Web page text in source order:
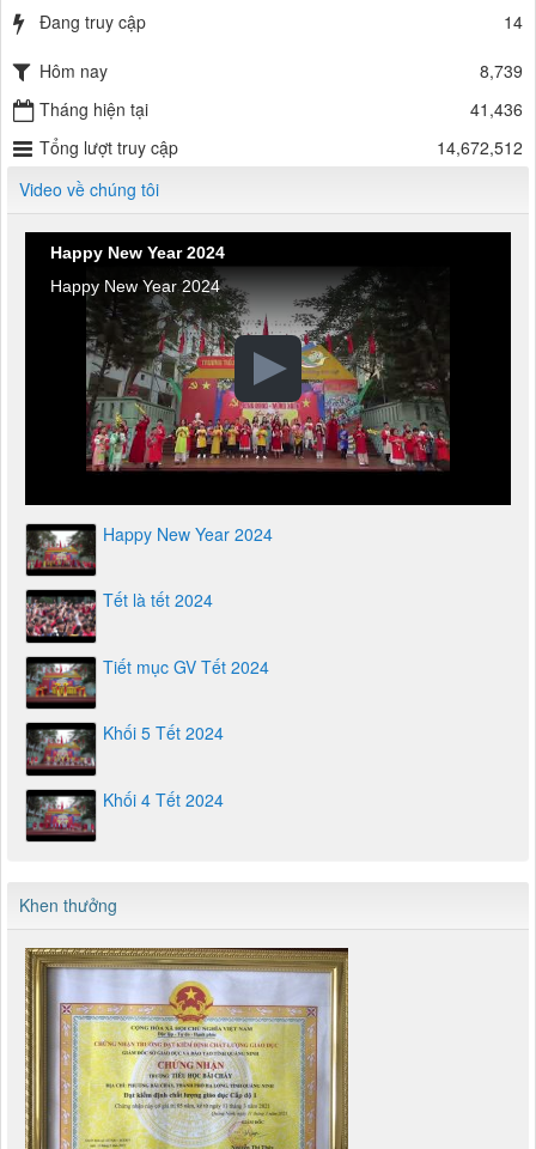
Đang truy cập 14
Hôm nay
8,739
Tháng hiện tại
41,436
Tổng lượt truy cập
14,672,512
Video về chúng tôi
Happy New Year 2024
Happy New Year 2024
Happy New Year 2024
Tết là tết 2024
Tiết mục GV Tết 2024
Khối 5 Tết 2024
Khối 4 Tết 2024
Khen thưởng